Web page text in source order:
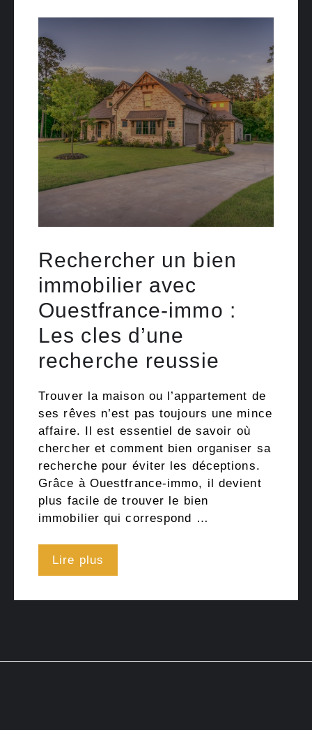
Rechercher un bien
immobilier avec
Ouestfrance-immo :
Les cles d’une
recherche reussie
Trouver la maison ou l’appartement de
ses rêves n’est pas toujours une mince
affaire. Il est essentiel de savoir où
chercher et comment bien organiser sa
recherche pour éviter les déceptions.
Grâce à Ouestfrance-immo, il devient
plus facile de trouver le bien
immobilier qui correspond …
Lire plus